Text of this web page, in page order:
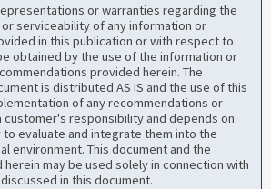
or warranties regarding the
serviceability of any information or
in this publication or with respect to
obtained by the use of the information or
provided herein. The
is distributed AS IS and the use of this
of any recommendations or
customer's responsibility and depends on
evaluate and integrate them into the
environment. This document and the
may be used solely in connection with
in this document.